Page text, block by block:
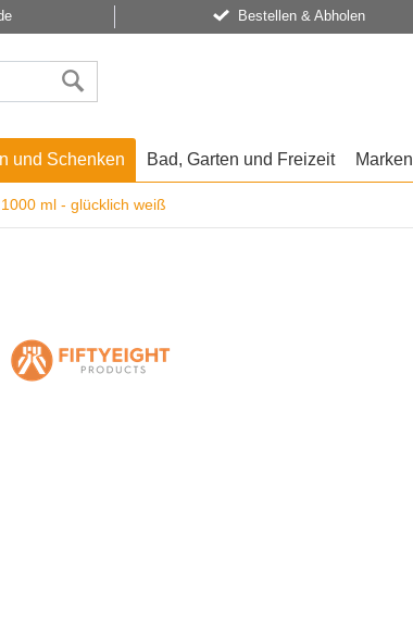
Bestellen & Abholen
und Schenken Bad, Garten und Freizeit Marken
ml - glücklich weiß